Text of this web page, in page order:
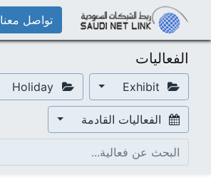
تواصل معنا
الفعاليات
الفعاليات القادمة